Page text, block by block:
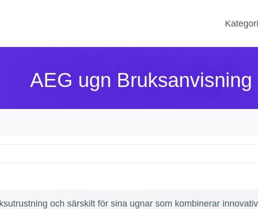
AEG ugn Bruksanvisning
och särskilt för sina ugnar som kombinerar